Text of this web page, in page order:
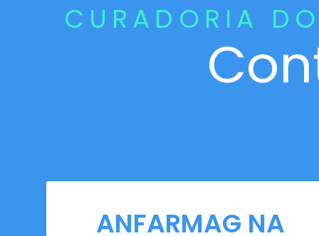
CURADORIA
ANFARMAG NA